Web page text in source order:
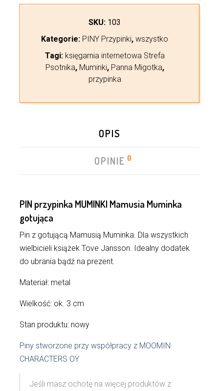
SKU: 103
Kategorie: PINY Przypinki, wszystko
Tagi: księgarnia internetowa Strefa
Psotnika, Muminki, Panna Migotka,
przypinka
OPIS
OPINIE 0
PIN przypinka MUMINKI Mamusia Muminka
gotująca
Pin z gotującą Mamusią Muminka. Dla wszystkich
wielbicieli książek Tove Jansson. Idealny dodatek
do ubrania bądź na prezent.
Materiał: metal
Wielkość: ok. 3 cm
Stan produktu: nowy
Piny stworzone przy współpracy z MOOMIN
CHARACTERS OY
Jeśli masz ochotę na więcej produktów z